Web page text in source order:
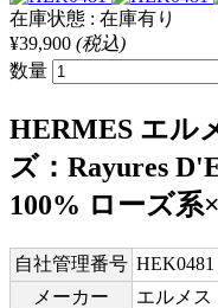
在庫状態 : 在庫有り
¥39,900 (税込)
数量
HERMES エル
ズ：Rayures
100% ローズ系
自社管理番号 HEK0481
メーカー
エルメス